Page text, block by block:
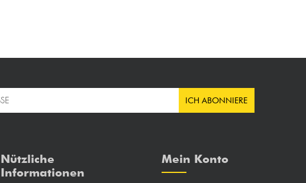
ICH ABONNIERE
Nützliche
Informationen
Mein Konto